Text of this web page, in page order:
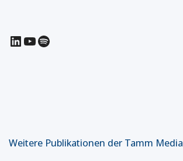
LinkedIn
YouTube
Spotify
Weitere Publikationen der Tamm Media